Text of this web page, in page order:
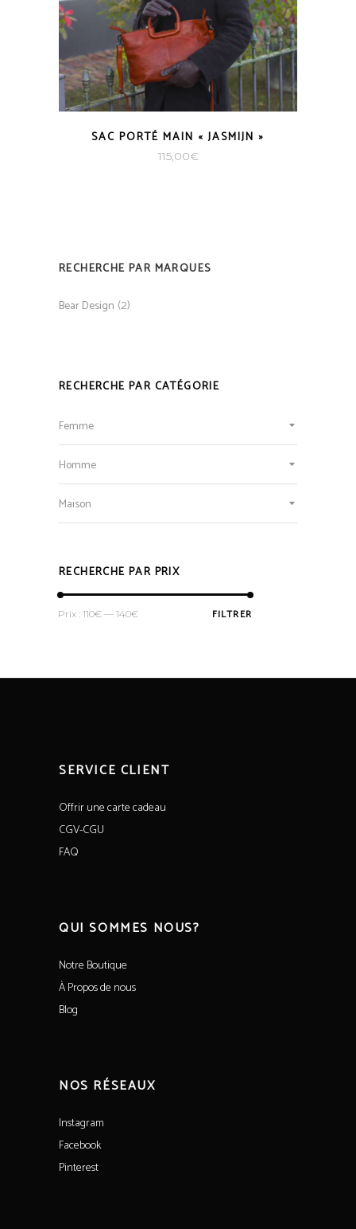
SAC PORTÉ MAIN « JASMIJN »
115,00€
RECHERCHE PAR MARQUES
Bear Design (2)
RECHERCHE PAR CATÉGORIE
Femme
Homme
Maison
RECHERCHE PAR PRIX
Prix
Prix
FILTRER
Prix : 110€ — 140€
SERVICE CLIENT
Offrir une carte cadeau
CGV-CGU
FAQ
QUI SOMMES NOUS?
Notre Boutique
À Propos de nous
Blog
NOS RÉSEAUX
Instagram
Facebook
Pinterest